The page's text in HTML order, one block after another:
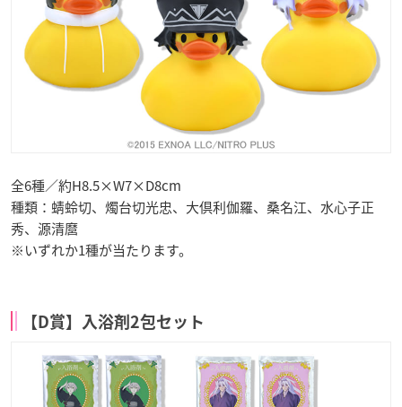
全6種／約H8.5×W7×D8cm
種類：蜻蛉切、燭台切光忠、大倶利伽羅、桑名江、水心子正
秀、源清麿
※いずれか1種が当たります。
【D賞】入浴剤2包セット